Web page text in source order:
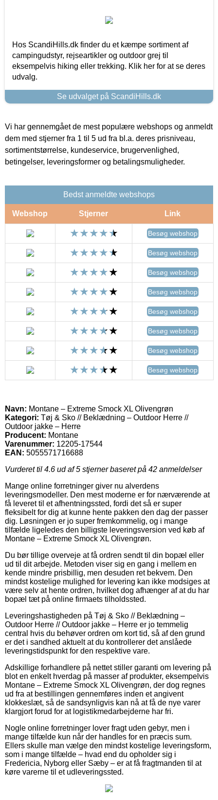
Hos ScandiHills.dk finder du et kæmpe sortiment af
campingudstyr, rejseartikler og outdoor grej til
eksempelvis hiking eller trekking. Klik her for at se deres
udvalg.
Se udvalget på ScandiHills.dk
Vi har gennemgået de mest populære webshops og anmeldt
dem med stjerner fra 1 til 5 ud fra bl.a. deres prisniveau,
sortimentstørrelse, kundeservice, brugervenlighed,
betingelser, leveringsformer og betalingsmuligheder.
Bedst anmeldte webshops
Webshop Stjerner Link
Besøg webshop
Besøg webshop
Besøg webshop
Besøg webshop
Besøg webshop
Besøg webshop
Besøg webshop
Besøg webshop
Navn: Montane – Extreme Smock XL Olivengrøn
Kategori: Tøj & Sko // Beklædning – Outdoor Herre //
Outdoor jakke – Herre
Producent: Montane
Varenummer: 12205-17544
EAN: 5055571716688
Vurderet til 4.6 ud af 5 stjerner baseret på 42 anmeldelser
Mange online forretninger giver nu alverdens
leveringsmodeller. Den mest moderne er for nærværende at
få leveret til et afhentningssted, fordi det så er super
fleksibelt for dig at kunne hente pakken den dag der passer
dig. Løsningen er jo super fremkommelig, og i mange
tilfælde ligeledes den billigste leveringsversion ved køb af
Montane – Extreme Smock XL Olivengrøn.
Du bør tillige overveje at få ordren sendt til din bopæl eller
ud til dit arbejde. Metoden viser sig en gang i mellem en
kende mindre prisbillig, men desuden ret bekvem. Den
mindst kostelige mulighed for levering kan ikke modsiges at
være selv at hente ordren, hvilket dog afhænger af at du har
bopæl tæt på online firmaets tilholdssted.
Leveringshastigheden på Tøj & Sko // Beklædning –
Outdoor Herre // Outdoor jakke – Herre er jo temmelig
central hvis du behøver ordren om kort tid, så af den grund
er det i sandhed aktuelt at du kontrollerer det anslåede
leveringstidspunkt for den respektive vare.
Adskillige forhandlere på nettet stiller garanti om levering på
blot en enkelt hverdag på masser af produkter, eksempelvis
Montane – Extreme Smock XL Olivengrøn, der dog regnes
ud fra at bestillingen gennemføres inden et angivent
klokkeslæt, så de sandsynligvis kan nå at få de nye varer
klargjort forud for at logistikmedarbejderne har fri.
Nogle online forretninger lover fragt uden gebyr, men i
mange tilfælde kun når der handles for en præcis sum.
Ellers skulle man vælge den mindst kostelige leveringsform,
som i mange tilfælde – hvad end du opholder sig i
Fredericia, Nyborg eller Sæby – er at få fragtmanden til at
køre varerne til et udleveringssted.